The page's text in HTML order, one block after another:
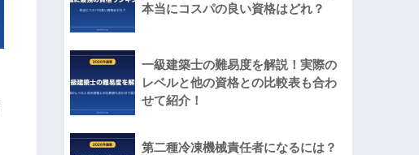
本当にコスパの良い資格はどれ？
一級建築士の難易度を解説！実際の
レベルと他の資格との比較表も合わ
せて紹介！
第二種冷凍機械責任者になるには？